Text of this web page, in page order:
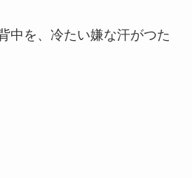
中を、冷たい嫌な汗がつた